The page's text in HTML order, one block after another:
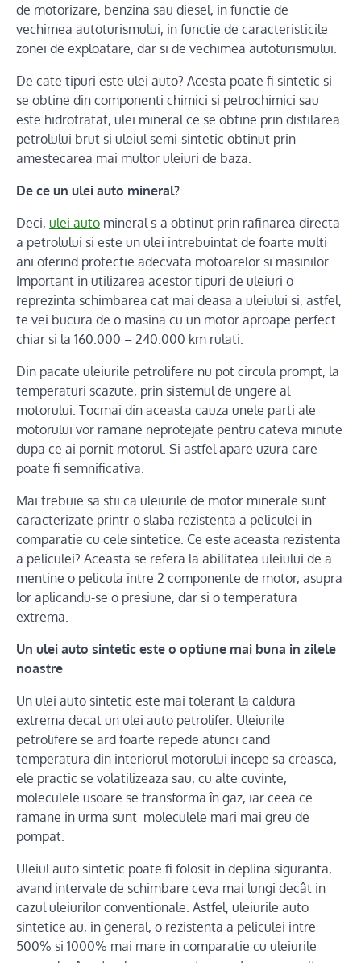
de motorizare, benzina sau diesel, in functie de
vechimea autoturismului, in functie de caracteristicile
zonei de exploatare, dar si de vechimea autoturismului.
De cate tipuri este ulei auto? Acesta poate fi sintetic si
se obtine din componenti chimici si petrochimici sau
este hidrotratat, ulei mineral ce se obtine prin distilarea
petrolului brut si uleiul semi-sintetic obtinut prin
amestecarea mai multor uleiuri de baza.
De ce un ulei auto mineral?
Deci, ulei auto mineral s-a obtinut prin rafinarea directa
a petrolului si este un ulei intrebuintat de foarte multi
ani oferind protectie adecvata motoarelor si masinilor.
Important in utilizarea acestor tipuri de uleiuri o
reprezinta schimbarea cat mai deasa a uleiului si, astfel,
te vei bucura de o masina cu un motor aproape perfect
chiar si la 160.000 – 240.000 km rulati.
Din pacate uleiurile petrolifere nu pot circula prompt, la
temperaturi scazute, prin sistemul de ungere al
motorului. Tocmai din aceasta cauza unele parti ale
motorului vor ramane neprotejate pentru cateva minute
dupa ce ai pornit motorul. Si astfel apare uzura care
poate fi semnificativa.
Mai trebuie sa stii ca uleiurile de motor minerale sunt
caracterizate printr-o slaba rezistenta a peliculei in
comparatie cu cele sintetice. Ce este aceasta rezistenta
a peliculei? Aceasta se refera la abilitatea uleiului de a
mentine o pelicula intre 2 componente de motor, asupra
lor aplicandu-se o presiune, dar si o temperatura
extrema.
Un ulei auto sintetic este o optiune mai buna in zilele
noastre
Un ulei auto sintetic este mai tolerant la caldura
extrema decat un ulei auto petrolifer. Uleiurile
petrolifere se ard foarte repede atunci cand
temperatura din interiorul motorului incepe sa creasca,
ele practic se volatilizeaza sau, cu alte cuvinte,
moleculele usoare se transforma în gaz, iar ceea ce
ramane in urma sunt moleculele mari mai greu de
pompat.
Uleiul auto sintetic poate fi folosit in deplina siguranta,
avand intervale de schimbare ceva mai lungi decât in
cazul uleiurilor conventionale. Astfel, uleiurile auto
sintetice au, in general, o rezistenta a peliculei intre
500% si 1000% mai mare in comparatie cu uleiurile